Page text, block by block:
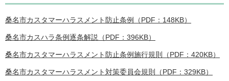
桑名市カスタマーハラスメント防止条例（PDF：148KB）
桑名市カスハラ条例逐条解説（PDF：396KB）
桑名市カスタマーハラスメント防止条例施行規則（PDF：420KB）
桑名市カスタマーハラスメント対策委員会規則（PDF：329KB）